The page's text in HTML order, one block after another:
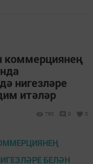
коммерциянең
нигезләре
итәләр
760 0 0